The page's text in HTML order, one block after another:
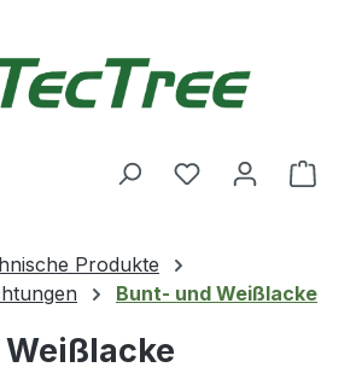
Du hast 0
Produkte
Bunt- und Weißlacke